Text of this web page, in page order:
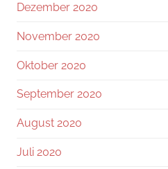
Dezember 2020
November 2020
Oktober 2020
September 2020
August 2020
Juli 2020